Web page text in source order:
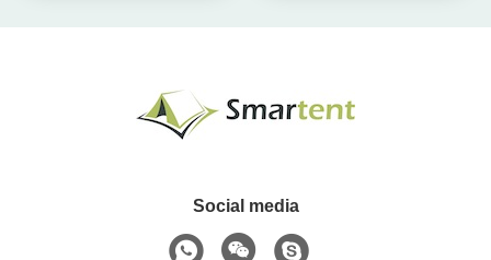
Social media